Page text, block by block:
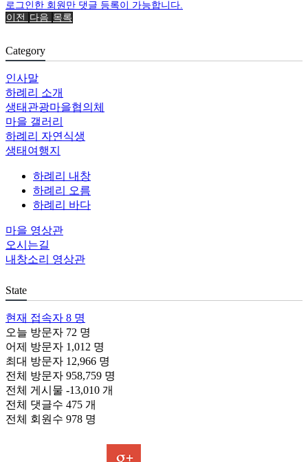
로그인한 회원만 댓글 등록이 가능합니다.
이전 다음 목록
Category
인사말
하례리 소개
생태관광마을협의체
마을 갤러리
하례리 자연식생
생태여행지
하례리 내창
하례리 오름
하례리 바다
마을 영상관
오시는길
내창소리 영상관
State
현재 접속자 8 명
오늘 방문자 72 명
어제 방문자 1,012 명
최대 방문자 12,966 명
전체 방문자 958,759 명
전체 게시물 -13,010 개
전체 댓글수 475 개
전체 회원수 978 명